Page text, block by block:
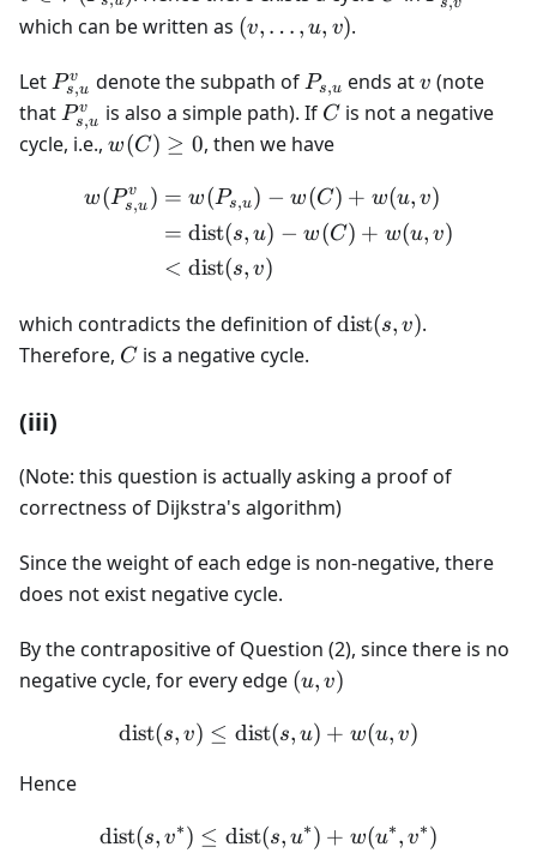
(s, v)
which can be written as (v,
u, v)
(v, … , u, v).
Let P_{s,u}^v
Ps,u
v denote the subpath of P_{s,u}
Ps,u ends atv
v (note
that P_{s,u}^v
Ps,u
v is also a simple path). If C
C is not a negative
cycle, i.e., w(C)
0
w(C) ≥ 0, then we have
\begin{aligned}
w(Ps,u
v ) = w(Ps,u) − w(C) + w(u, v)
= dist(s, u) − w(C) + w(u, v)
< dist(s, v)
which contradicts the definition of\text{dist}
dist(s, v).
Therefore, C
C is a negative cycle.
(iii)
(Note: this question is actually asking a proof of
correctness of Dijkstra's algorithm)
Since the weight of each edge is non-negative, there
does not exist negative cycle.
By the contrapositive of Question (2), since there is no
negative cycle, for every edge (u,v)
(u, v)
\text{dist}(s,v) \leq
dist(s, v) ≤ dist(s, u) + w(u, v)
Hence
\text{dist}(s,v^*) \leq
dist(s, v∗) ≤ dist(s, u∗) + w(u∗, v∗)